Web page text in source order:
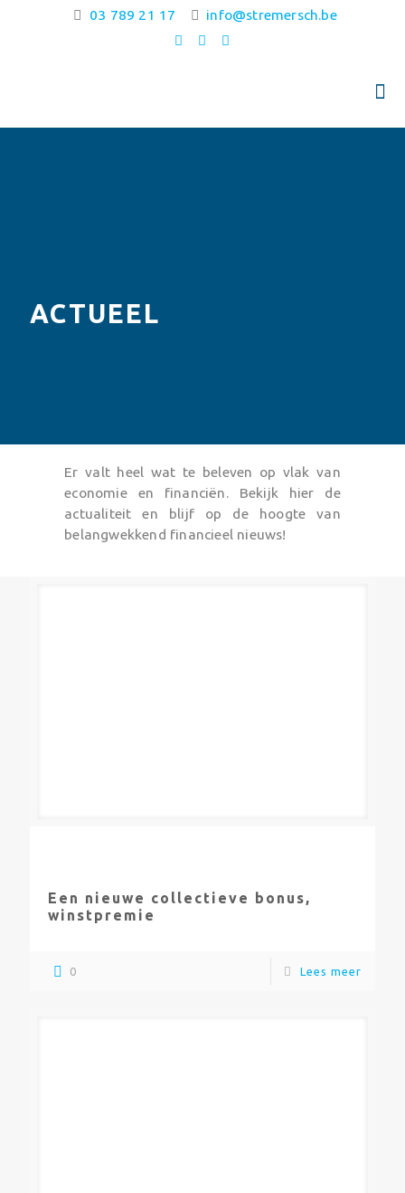
03 789 21 17 info@stremersch.be
ACTUEEL
Er valt heel wat te beleven op vlak van
economie en financiën. Bekijk hier de
actualiteit en blijf op de hoogte van
belangwekkend financieel nieuws!
Een nieuwe collectieve bonus,
winstpremie
0 Lees meer